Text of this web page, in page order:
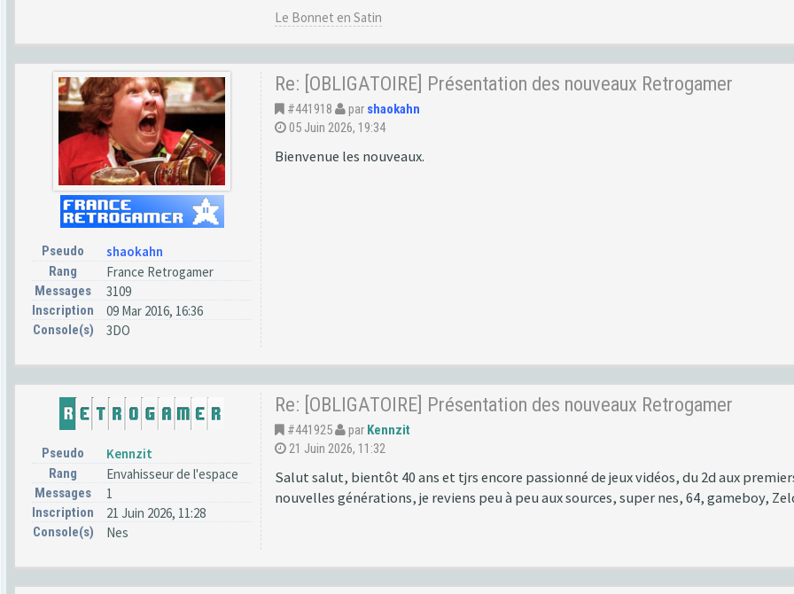
Le Bonnet en Satin
Pseudo shaokahn
Rang France Retrogamer
Messages 3109
Inscription 09 Mar 2016, 16:36
Console(s) 3DO
Re: [OBLIGATOIRE] Présentation des nouveaux Retrogamer
#441918 par shaokahn
05 Juin 2026, 19:34
Bienvenue les nouveaux.
Pseudo Kennzit
Rang Envahisseur de l'espace
Messages 1
Inscription 21 Juin 2026, 11:28
Console(s) Nes
Re: [OBLIGATOIRE] Présentation des nouveaux Retrogamer
#441925 par Kennzit
21 Juin 2026, 11:32
Salut salut, bientôt 40 ans et tjrs encore passionné de jeux vidéos, du 2d aux
nouvelles générations, je reviens peu à peu aux sources, super nes, 64, gameboy,